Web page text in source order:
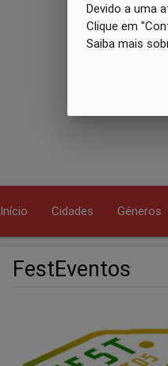
Início Cidades Géneros
FestEventos
Devido a uma
Clique em
Saiba mais